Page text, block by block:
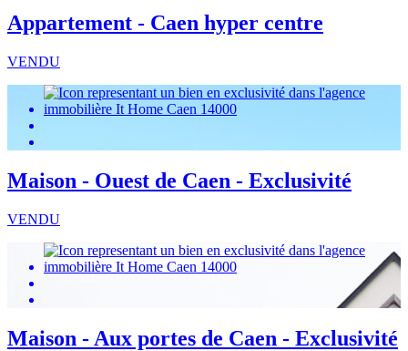
Appartement - Caen hyper centre
VENDU
Maison - Ouest de Caen - Exclusivité
VENDU
Maison - Aux portes de Caen - Exclusivité